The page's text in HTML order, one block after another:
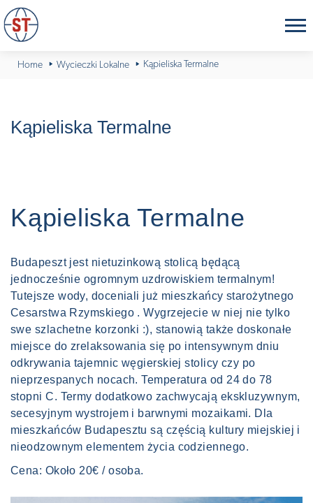
Home Wycieczki Lokalne Kąpieliska Termalne
Kąpieliska Termalne
Kąpieliska Termalne
Budapeszt jest nietuzinkową stolicą będącą
jednocześnie ogromnym uzdrowiskiem termalnym!
Tutejsze wody, doceniali już mieszkańcy starożytnego
Cesarstwa Rzymskiego . Wygrzejecie w niej nie tylko
swe szlachetne korzonki :), stanowią także doskonałe
miejsce do zrelaksowania się po intensywnym dniu
odkrywania tajemnic węgierskiej stolicy czy po
nieprzespanych nocach. Temperatura od 24 do 78
stopni C. Termy dodatkowo zachwycają ekskluzywnym,
secesyjnym wystrojem i barwnymi mozaikami. Dla
mieszkańców Budapesztu są częścią kultury miejskiej i
nieodzownym elementem życia codziennego.
Cena: Około 20€ / osoba.